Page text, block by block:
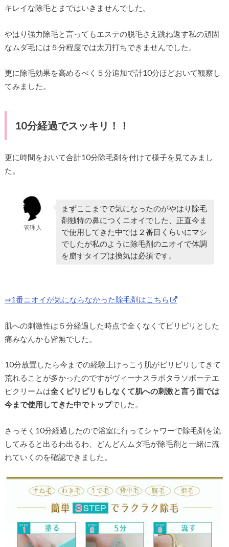
キレイな除毛とまではいきませんでした。
やはり強力除毛と言ってもエステの脱毛さえ跳ね返す私の頑固
なムダ毛には５分程度では太刀打ちできませんでした。
更に除毛効果を高めるべく５分追加で計10分ほどおいて観察し
てみました。
10分経過でスッキリ！！
更に時間をおいて合計10分除毛剤を付けて様子を見てみまし
た。
管理人
まずここまでで気になったのがやはり除毛
剤独特の鼻につくニオイでした、正直今ま
で使用してきた中では２番目くらいにマシ
でしたが私のように除毛剤のニオイで体調
を崩すタイプは換気は必須です。
⇛1番ニオイが気にならなかった除毛剤はこちら
肌への刺激性は５分経過した時点で全くなくてピリピリとした
痛みなんかも皆無でした。
10分放置したら今までの経験上けっこう肌がピリピリしてきて
荒れることが多かったのですがヴィーナスラボタラソボーテエ
ピクリームは全くピリピリもしなくて肌への刺激と言う面では
今まで使用してきた中でトップでした。
さっそく10分経過したので浴室に行ってシャワーで除毛剤を流
してみると出るわ出るわ、どんどんムダ毛が除毛剤と一緒に流
れていくのを確認できました。